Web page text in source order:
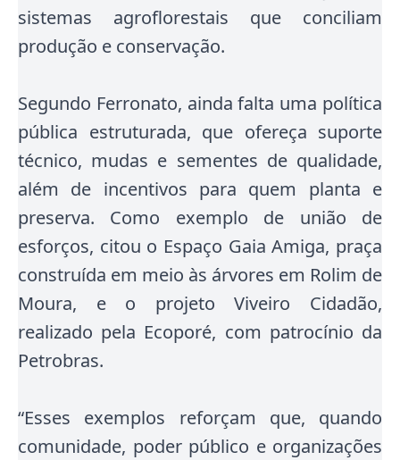
sistemas agroflorestais que conciliam
produção e conservação.
Segundo Ferronato, ainda falta uma política
pública estruturada, que ofereça suporte
técnico, mudas e sementes de qualidade,
além de incentivos para quem planta e
preserva. Como exemplo de união de
esforços, citou o Espaço Gaia Amiga, praça
construída em meio às árvores em Rolim de
Moura, e o projeto Viveiro Cidadão,
realizado pela Ecoporé, com patrocínio da
Petrobras.
“Esses exemplos reforçam que, quando
comunidade, poder público e organizações